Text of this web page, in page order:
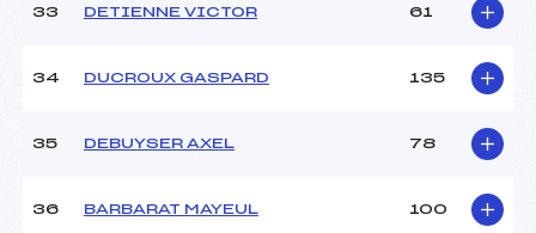
33 DETIENNE VICTOR 61
34 DUCROUX GASPARD 135
35 DEBUYSER AXEL 78
36 BARBARAT MAYEUL 100